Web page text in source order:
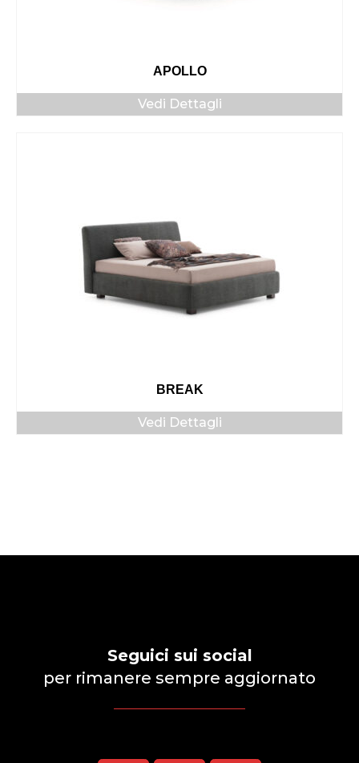
APOLLO
Vedi Dettagli
BREAK
Vedi Dettagli
Seguici sui social
per rimanere sempre aggiornato